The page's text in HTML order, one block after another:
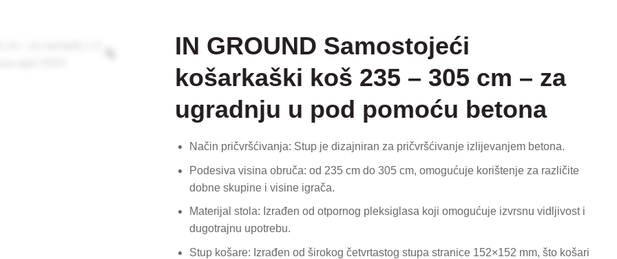
IN GROUND Samostojeći
košarkaški koš 235 – 305 cm – za
ugradnju u pod pomoću betona
Način pričvršćivanja: Stup je dizajniran za pričvršćivanje izlijevanjem betona.
Podesiva visina obruča: od 235 cm do 305 cm, omogućuje korištenje za različite
dobne skupine i visine igrača.
Materijal stola: Izrađen od otpornog pleksiglasa koji omogućuje izvrsnu vidljivost i
dugotrajnu upotrebu.
Stup košare: Izrađen od širokog četvrtastog stupa stranice 152×152 mm, što košari